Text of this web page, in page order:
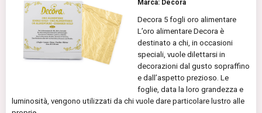
Marca: Decora
Decora 5 fogli oro alimentare
L’oro alimentare Decora è
destinato a chi, in occasioni
speciali, vuole dilettarsi in
decorazioni dal gusto sopraffino
e dall’aspetto prezioso. Le
foglie, data la loro grandezza e
luminosità, vengono utilizzati da chi vuole dare particolare lustro alle